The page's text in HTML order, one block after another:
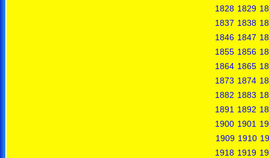
1828 1829
1837 1838
1846 1847
1855 1856
1864 1865
1873 1874
1882 1883
1891 1892
1900 1901
1909 1910
1918 1919